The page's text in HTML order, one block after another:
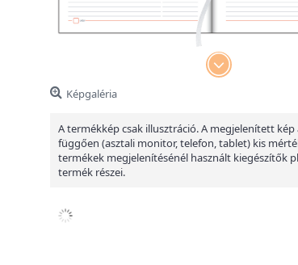
Képgaléria
A termékkép csak illusztráció. A megjelenített
függően (asztali monitor, telefon, tablet) kis
termékek megjelenítésénél használt kiegészítők
termék részei.